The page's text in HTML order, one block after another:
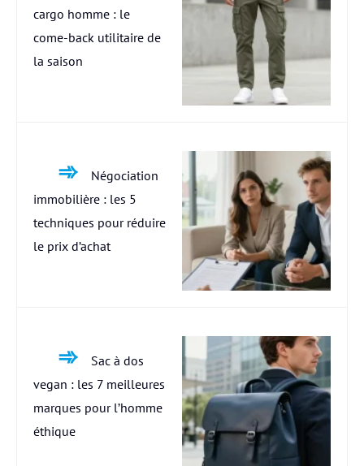
cargo homme : le
come-back utilitaire de
la saison
Négociation
immobilière : les 5
techniques pour réduire
le prix d’achat
Sac à dos
vegan : les 7 meilleures
marques pour l’homme
éthique